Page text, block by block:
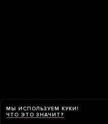
МЫ ИСПОЛЬЗУЕМ КУКИ!
ЧТО ЭТО ЗНАЧИТ?